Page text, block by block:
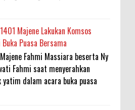
Majene Lakukan Komsos
Puasa Bersama
Fahmi Massiara beserta Ny
Fahmi saat menyerahkan
yatim dalam acara buka puasa